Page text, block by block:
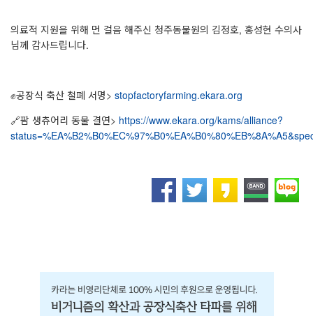
의료적 지원을 위해 먼 걸음 해주신 청주동물원의 김정호, 홍성현 수의사
님께 감사드립니다.
✊공장식 축산 철폐 서명> stopfactoryfarming.ekara.org
🔗팜 생츄어리 동물 결연> https://www.ekara.org/kams/alliance?